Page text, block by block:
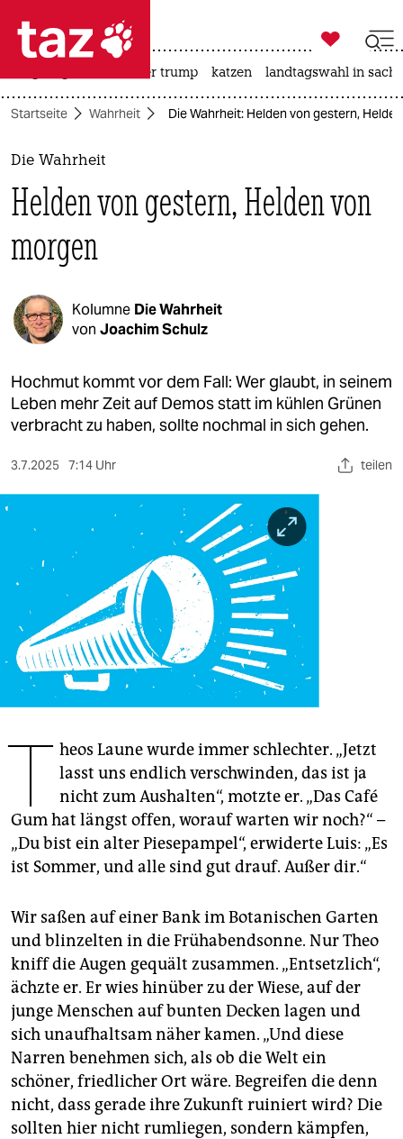
 taz zahl ich
taz zahl ich
themen
politik
öko
kultur
berlin
verlag
verlag
veranstaltungen
shop
fragen & hilfe
unterstützen
abo
genossenschaft
epaper login

taz zahl ich
usa unter trump katzen landtagswahl in
Startseite Wahrheit Die Wahrheit: Helden von gestern,
Die Wahrheit
Helden von gestern, Helden von
morgen
Kolumne Die Wahrheit
von Joachim Schulz
Hochmut kommt vor dem Fall: Wer glaubt, in seinem
Leben mehr Zeit auf Demos statt im kühlen Grünen
verbracht zu haben, sollte nochmal in sich gehen.
3.7.2025 7:14 Uhr teilen
T heos Laune wurde immer schlechter. „Jetzt
lasst uns endlich verschwinden, das ist ja
nicht zum Aushalten“, motzte er. „Das Café
Gum hat längst offen, worauf warten wir noch?“ –
„Du bist ein alter Piesepampel“, erwiderte Luis: „Es
ist Sommer, und alle sind gut drauf. Außer dir.“
Wir saßen auf einer Bank im Botanischen Garten
und blinzelten in die Frühabendsonne. Nur Theo
kniff die Augen gequält zusammen. „Entsetzlich“,
ächzte er. Er wies hinüber zu der Wiese, auf der
junge Menschen auf bunten Decken lagen und
sich unaufhaltsam näher kamen. „Und diese
Narren benehmen sich, als ob die Welt ein
schöner, friedlicher Ort wäre. Begreifen die denn
nicht, dass gerade ihre Zukunft ruiniert wird? Die
sollten hier nicht rumliegen, sondern kämpfen,